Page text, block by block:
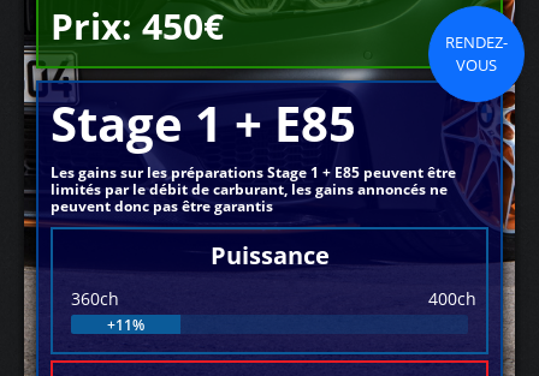
Prix: 450€
RENDEZ-
VOUS
Stage 1 + E85
Les gains sur les préparations Stage 1 + E85 peuvent être
limités par le débit de carburant, les gains annoncés ne
peuvent donc pas être garantis
Puissance
360ch 400ch
+11%